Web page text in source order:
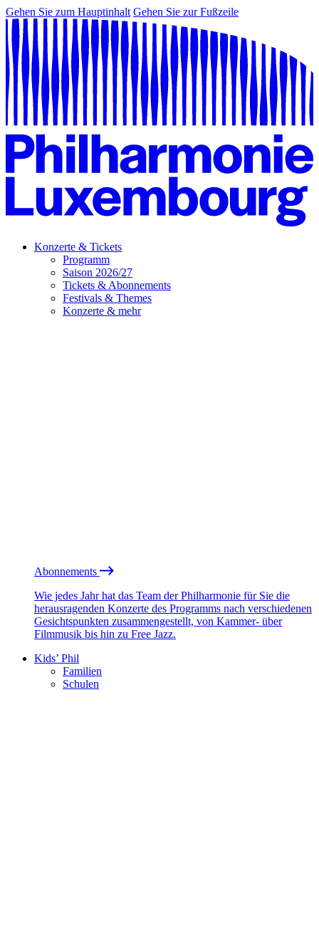
Gehen Sie zum Hauptinhalt Gehen Sie zur Fußzeile
Konzerte & Tickets
Programm
Saison 2026/27
Tickets & Abonnements
Festivals & Themes
Konzerte & mehr
Abonnements
Wie jedes Jahr hat das Team der Philharmonie für Sie die
herausragenden Konzerte des Programms nach verschiedenen
Gesichtspunkten zusammengestellt, von Kammer- über
Filmmusik bis hin zu Free Jazz.
Kids’ Phil
Familien
Schulen